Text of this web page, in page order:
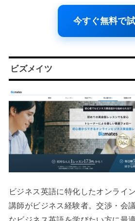
今すぐ無料で
ビズメイツ
ビジネス英語に特化したオンライ
講師がビジネス経験者。交渉・会